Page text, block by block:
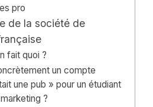
pro
de la société de
fait quoi ?
un compte
une pub » pour un étudiant
?